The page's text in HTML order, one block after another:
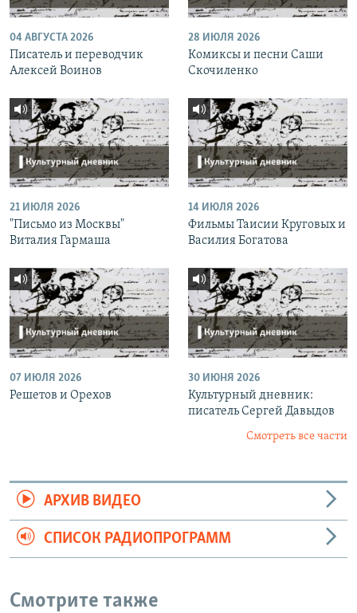
04 АВГУСТА 2026
Писатель и переводчик
Алексей Воинов
28 ИЮЛЯ 2026
Комиксы и песни Саши
Скочиленко
21 ИЮЛЯ 2026
"Письмо из Москвы"
Виталия Гармаша
14 ИЮЛЯ 2026
Фильмы Таисии Круговых и
Василия Богатова
07 ИЮЛЯ 2026
Решетов и Орехов
30 ИЮНЯ 2026
Культурный дневник:
писатель Сергей Давыдов
Смотреть все части
АРХИВ ВИДЕО
СПИСОК РАДИОПРОГРАММ
Смотрите также